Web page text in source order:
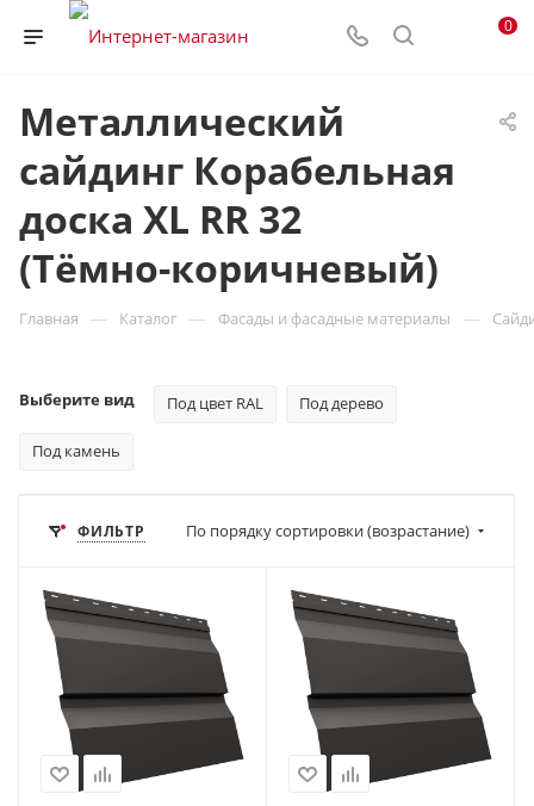
0
Металлический
сайдинг Корабельная
доска XL RR 32
(Тёмно-коричневый)
Главная — Каталог — Фасады и фасадные материалы —
Выберите вид Под цвет RAL Под дерево
Под камень
ФИЛЬТР По порядку сортировки (возрастание)